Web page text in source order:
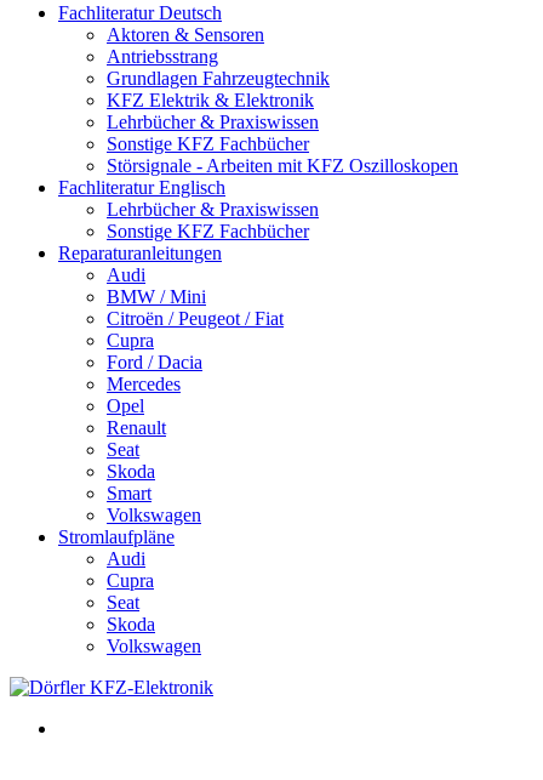
Fachliteratur Deutsch
Aktoren & Sensoren
Antriebsstrang
Grundlagen Fahrzeugtechnik
KFZ Elektrik & Elektronik
Lehrbücher & Praxiswissen
Sonstige KFZ Fachbücher
Störsignale - Arbeiten mit KFZ Oszilloskopen
Fachliteratur Englisch
Lehrbücher & Praxiswissen
Sonstige KFZ Fachbücher
Reparaturanleitungen
Audi
BMW / Mini
Citroën / Peugeot / Fiat
Cupra
Ford / Dacia
Mercedes
Opel
Renault
Seat
Skoda
Smart
Volkswagen
Stromlaufpläne
Audi
Cupra
Seat
Skoda
Volkswagen